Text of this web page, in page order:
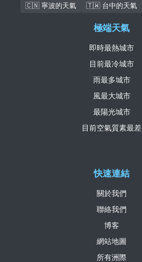
🇨🇳 寧波的天氣
🇹🇼 台中的天氣
快速連結
關於我們
聯絡我們
博客
網站地圖
所有洲際
極端天氣
即時最熱城市
目前最冷城市
雨最多城市
風最大城市
最陽光城市
目前空氣質素最差